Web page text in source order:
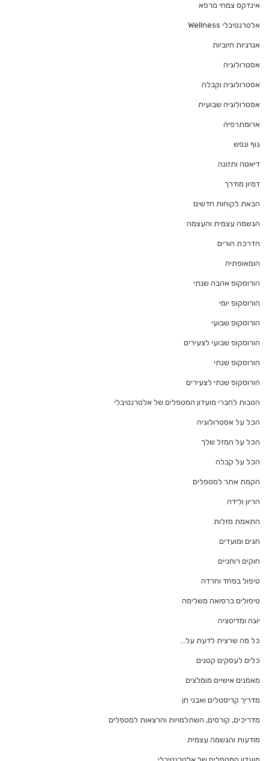
אינדקס צמחי מרפא
אלטרנטיבלי Wellness
אנרגיות חיוביות
אסטרולוגיה
אסטרולוגיה וקבלה
אסטרולוגיה שבועית
ארומתרפיה
גוף ונפש
דיאטה ותזונה
דמיון מודרך
הבאת לקוחות חדשים
הגשמה עצמית והעצמה
הדרכת הורים
הומאופתיה
הורוסקופ אהבה שנתי
הורוסקופ יומי
הורוסקופ שבועי
הורוסקופ שבועי לצעירים
הורוסקופ שנתי
הורוסקופ שנתי לצעירים
הטבות לחברי מועדון המטפלים של אלטרנטיבלי
הכל על אסטרולוגיה
הכל על המזל שלך
הכל על קבלה
הקמת אתר למטפלים
הריון ולידה
התאמת מזלות
חגים ומועדים
חוקים רוחניים
טיפול בפחד וחרדה
טיפולים ברפואה משלימה
יוגה ומדיטציה
כל מה שרצית לדעת על…
כלים לעסקים קטנים
מאמנים אישיים מומלצים
מדריך קריסטלים ואבני חן
מדריכים, קורסים, השתלמויות והרצאות למטפלים
מודעות והגשמה עצמית